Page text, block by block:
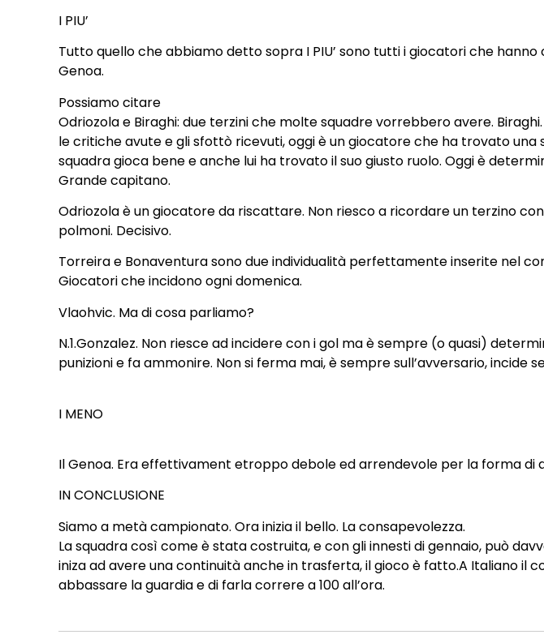
I PIU’
Tutto quello che abbiamo detto sopra I PIU’ sono tutti i giocatori che
Genoa.
Possiamo citare
Odriozola e Biraghi: due terzini che molte squadre vorrebbero avere.
le critiche avute e gli sfottò ricevuti, oggi è un giocatore che ha trovato una
squadra gioca bene e anche lui ha trovato il suo giusto ruolo. Oggi è
Grande capitano.
Odriozola è un giocatore da riscattare. Non riesco a ricordare un terzino
polmoni. Decisivo.
Torreira e Bonaventura sono due individualità perfettamente inserite nel
Giocatori che incidono ogni domenica.
Vlaohvic. Ma di cosa parliamo?
N.1.Gonzalez. Non riesce ad incidere con i gol ma è sempre (o quasi)
punizioni e fa ammonire. Non si ferma mai, è sempre sull’avversario, incide
I MENO
Il Genoa. Era effettivament etroppo debole ed arrendevole per la forma di
IN CONCLUSIONE
Siamo a metà campionato. Ora inizia il bello. La consapevolezza.
La squadra così come è stata costruita, e con gli innesti di gennaio, può
iniza ad avere una continuità anche in trasferta, il gioco è fatto.A Italiano il
abbassare la guardia e di farla correre a 100 all’ora.